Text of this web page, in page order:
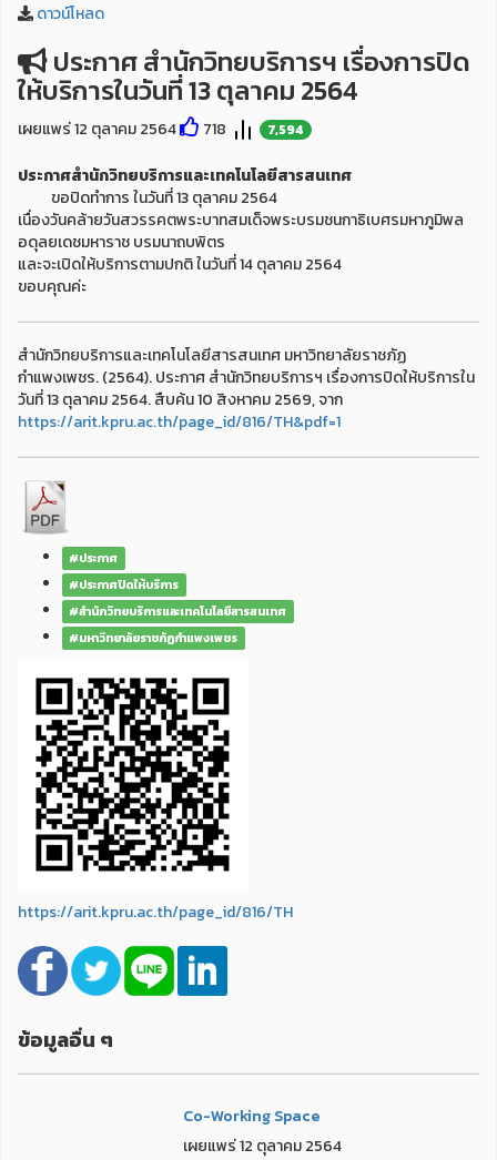
ดาวน์โหลด
ประกาศ สำนักวิทยบริการฯ เรื่องการปิด
ให้บริการในวันที่ 13 ตุลาคม 2564
เผยแพร่ 12 ตุลาคม 2564 718 7,594
ประกาศสำนักวิทยบริการและเทคโนโลยีสารสนเทศ
ขอปิดทำการ ในวันที่ 13 ตุลาคม 2564
เนื่องวันคล้ายวันสวรรคตพระบาทสมเด็จพระบรมชนกาธิเบศรมหาภูมิพล
อดุลยเดชมหาราช บรมนาถบพิตร
และจะเปิดให้บริการตามปกติ ในวันที่ 14 ตุลาคม 2564
ขอบคุณค่ะ
สำนักวิทยบริการและเทคโนโลยีสารสนเทศ มหาวิทยาลัยราชภัฏ
กำแพงเพชร. (2564). ประกาศ สำนักวิทยบริการฯ เรื่องการปิดให้บริการใน
วันที่ 13 ตุลาคม 2564. สืบค้น 10 สิงหาคม 2569, จาก
https://arit.kpru.ac.th/page_id/816/TH&pdf=1
#ประกาศ
#ประกาศปิดให้บริการ
#สำนักวิทยบริการและเทคโนโลยีสารสนเทศ
#มหาวิทยาลัยราชภัฏกำแพงเพชร
https://arit.kpru.ac.th/page_id/816/TH
ข้อมูลอื่น ๆ
Co-Working Space
เผยแพร่ 12 ตุลาคม 2564